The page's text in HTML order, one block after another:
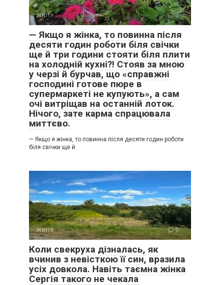
Життя 0
— Якщо я жінка, то повинна після
десяти годин роботи біля свічки
ще й три години стояти біля плити
на холодній кухні?! Стояв за мною
у черзі й бурчав, що «справжні
господині готове пюре в
супермаркеті не купують», а сам
очі витріщав на останній лоток.
Нічого, зате карма спрацювала
миттєво.
— Якщо я жінка, то повинна після десяти годин роботи
біля свічки ще й
Життя 0
Коли свекруха дізналась, як
вчинив з невісткою її син, вразила
усіх довкола. Навіть таємна жінка
Сергія такого не чекала